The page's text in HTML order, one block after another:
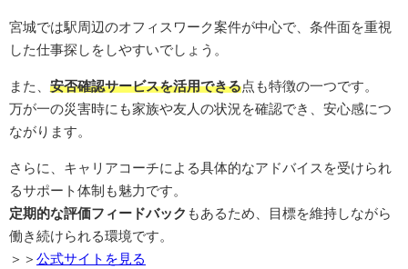
宮城では駅周辺のオフィスワーク案件が中心で、条件面を重視
した仕事探しをしやすいでしょう。
また、 安否確認サービスを活用できる点も特徴の一つです。
万が一の災害時にも家族や友人の状況を確認でき、安心感につ
ながります。
さらに、キャリアコーチによる具体的なアドバイスを受けられ
るサポート体制も魅力です。
定期的な評価フィードバック もあるため、目標を維持しながら
働き続けられる環境です。
＞＞ 公式サイトを見る